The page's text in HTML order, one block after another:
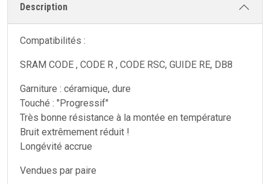
Description
Compatibilités :
SRAM CODE , CODE R , CODE RSC, GUIDE RE, DB8
Garniture : céramique, dure
Touché : "Progressif"
Très bonne résistance à la montée en température
Bruit extrêmement réduit !
Longévité accrue
Vendues par paire